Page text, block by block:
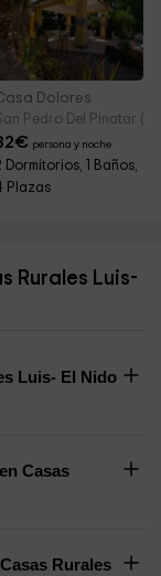
Dolores
Pedro Del Pinatar
€ persona y noche
Dormitorios, 1 Baños,
Plazas
Rurales Luis-
Luis- El Nido
Casas